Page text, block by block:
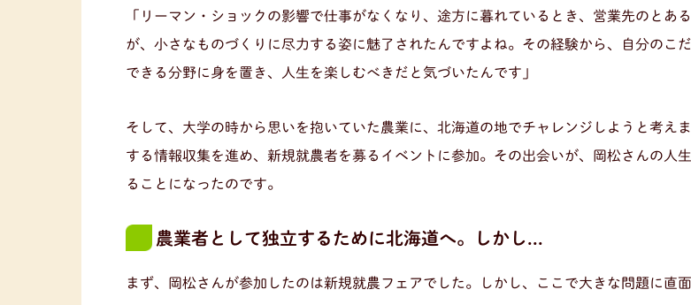
「リーマン・ショックの影響で仕事がなくなり、途方に暮れているとき、営業先のとあ
が、小さなものづくりに尽力する姿に魅了されたんですよね。その経験から、自分のこ
できる分野に身を置き、人生を楽しむべきだと気づいたんです」
そして、大学の時から思いを抱いていた農業に、北海道の地でチャレンジしようと考え
する情報収集を進め、新規就農者を募るイベントに参加。その出会いが、岡松さんの人
ることになったのです。
農業者として独立するために北海道へ。しかし...
まず、岡松さんが参加したのは新規就農フェアでした。しかし、ここで大きな問題に直面